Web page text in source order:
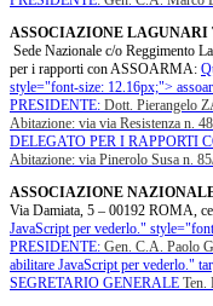
ASSOCIAZIONE LAGUNARI
Sede Nazionale c/o Reggimento
per i rapporti con ASSOARMA:
style="font-size: 12.16px;">
PRESIDENTE: Dott. Pierangelo
Abitazione: via via Resistenza n.
DELEGATO PER I RAPPORTI
Abitazione: via Pinerolo Susa n.
ASSOCIAZIONE
Via Damiata, 5 – 00192 ROMA,
JavaScript per vederlo."
PRESIDENTE: Gen. C.A. Paolo
abilitare JavaScript per vederlo."
SEGRETARIO GENERALE Ten.